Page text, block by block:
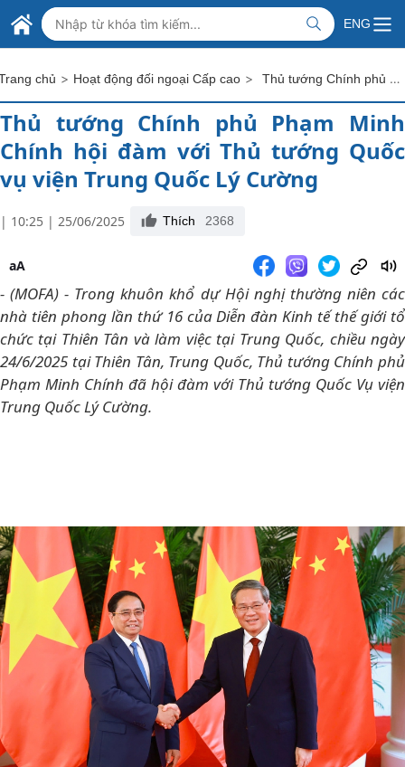
Skip to Main Content
BỘ NGOẠI GIAO VIỆT NAM
MINISTRY OF FOREIGN AFFAIRS
ENG
chủ > Hoạt động đối ngoại Cấp cao > Thủ tướng Chính phủ Phạm Minh Chính hội đàm với Thủ tướng Quốc vụ viện Trung Quốc Lý Cường
Thủ tướng Chính phủ Phạm Minh
Chính hội đàm với Thủ tướng Quốc
vụ viện Trung Quốc Lý Cường
| 10:25 | 25/06/2025 Thích 2368
aA
- (MOFA) - Trong khuôn khổ dự Hội nghị thường niên các
nhà tiên phong lần thứ 16 của Diễn đàn Kinh tế thế giới tổ
chức tại Thiên Tân và làm việc tại Trung Quốc, chiều ngày
24/6/2025 tại Thiên Tân, Trung Quốc, Thủ tướng Chính phủ
Phạm Minh Chính đã hội đàm với Thủ tướng Quốc Vụ viện
Trung Quốc Lý Cường.